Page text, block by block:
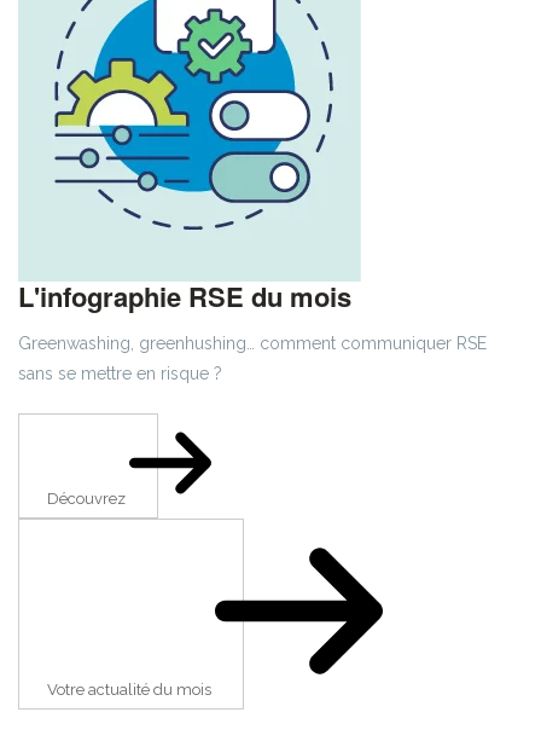
L'infographie RSE du mois
Greenwashing, greenhushing… comment communiquer RSE
sans se mettre en risque ?
Découvrez
Votre actualité du mois